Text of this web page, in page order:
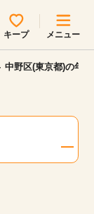
キープ メニュー
中野区(東京都)の年